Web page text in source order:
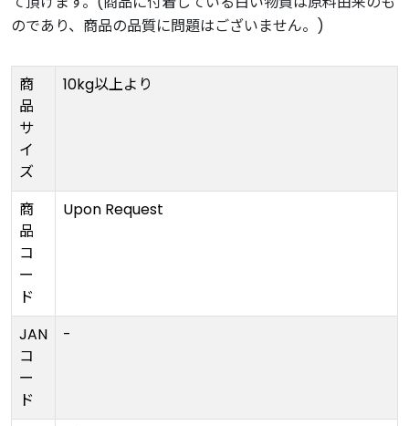
のであり、商品の品質に問題はございません。)
商
品
サ
イ
ズ
10kg以上より
商
品
コ
ー
ド
Upon Request
JAN
コ
ー
ド
-